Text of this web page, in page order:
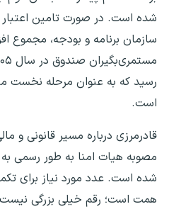
سازمان برنامه و بودجه، مجموع
رسید که به عنوان مرحله نخست
است.
قادرمرزی درباره مسیر قانونی و
مصوبه هیات امنا به طور رسمی به
همت است؛ رقم خیلی بزرگی